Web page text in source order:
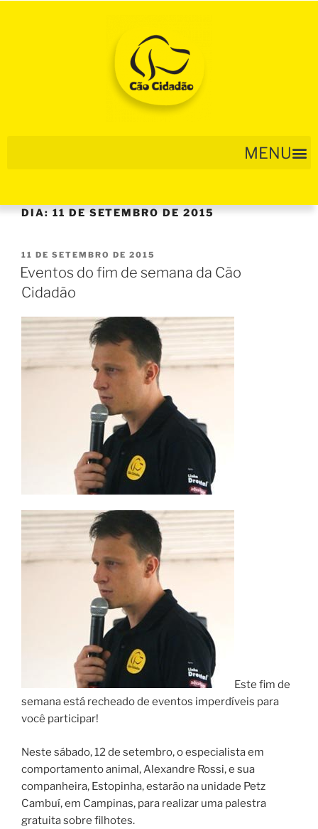
DIA:11 DE SETEMBRO DE 2015
11 DE SETEMBRO DE 2015
Eventos do fim de semana da Cão
Cidadão
Este fim de
semana está recheado de eventos imperdíveis para
você participar!
Neste sábado, 12 de setembro, o especialista em
comportamento animal, Alexandre Rossi, e sua
companheira, Estopinha, estarão na unidade Petz
Cambuí, em Campinas, para realizar uma palestra
gratuita sobre filhotes.